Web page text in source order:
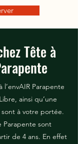
Tête à
l’envAIR Parapente
ainsi qu’une
à votre portée.
Parapente sont
de 4 ans. En effet